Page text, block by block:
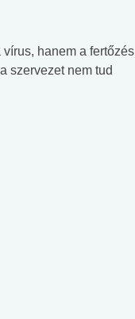
hanem a fertőzés
szervezet nem tud